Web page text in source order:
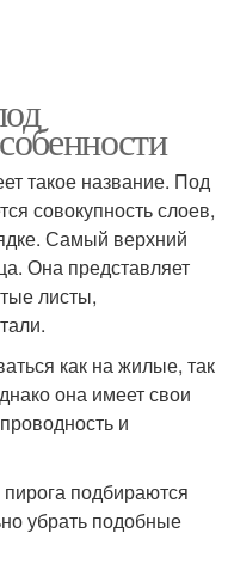
такое название. Под
совокупность слоев,
Самый верхний
Она представляет
листы,
как на жилые, так
она имеет свои
и
подбираются
убрать подобные